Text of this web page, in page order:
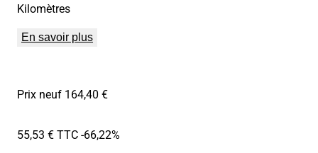
Kilomètres
En savoir plus
Prix neuf 164,40 €
55,53 € TTC-66,22%